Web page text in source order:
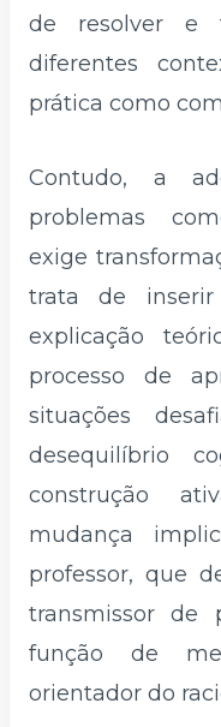
de resolver e
diferentes
prática como
Contudo, a
problemas
exige
trata de
explicação
processo de
situações
desequilíbrio
construção
mudança
professor, que
transmissor de
função de
orientador do